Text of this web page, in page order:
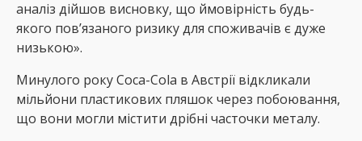
аналіз дійшов висновку, що ймовірність будь-
якого пов’язаного ризику для споживачів є дуже
низькою».
Минулого року Coca-Cola в Австрії відкликали
мільйони пластикових пляшок через побоювання,
що вони могли містити дрібні часточки металу.